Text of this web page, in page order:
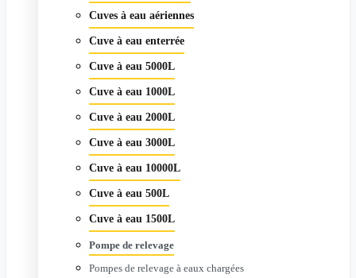
Cuves à eau aériennes
Cuve à eau enterrée
Cuve à eau 5000L
Cuve à eau 1000L
Cuve à eau 2000L
Cuve à eau 3000L
Cuve à eau 10000L
Cuve à eau 500L
Cuve à eau 1500L
Pompe de relevage
Pompes de relevage à eaux chargées